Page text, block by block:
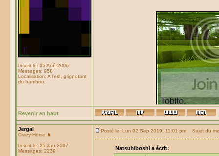
Inscrit le: 05 Aoû 2006
Messages: 958
Localisation: A l'est, grignotant
du bambou.
Revenir en haut
Jergal
Crazy Horse ♞
Inscrit le: 25 Jan 2007
Messages: 2239
Posté le: Lun 02 Sep 2019, 11:01 pm Sujet du
Natsuhiboshi a écrit: